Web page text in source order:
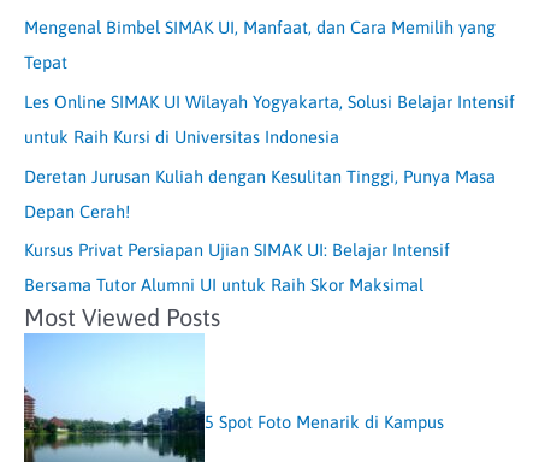
Mengenal Bimbel SIMAK UI, Manfaat, dan Cara Memilih yang
Tepat
Les Online SIMAK UI Wilayah Yogyakarta, Solusi Belajar Intensif
untuk Raih Kursi di Universitas Indonesia
Deretan Jurusan Kuliah dengan Kesulitan Tinggi, Punya Masa
Depan Cerah!
Kursus Privat Persiapan Ujian SIMAK UI: Belajar Intensif
Bersama Tutor Alumni UI untuk Raih Skor Maksimal
Most Viewed Posts
5 Spot Foto Menarik di Kampus